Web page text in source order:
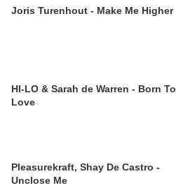
Joris Turenhout - Make Me Higher
HI-LO & Sarah de Warren - Born To
Love
Pleasurekraft, Shay De Castro -
Unclose Me